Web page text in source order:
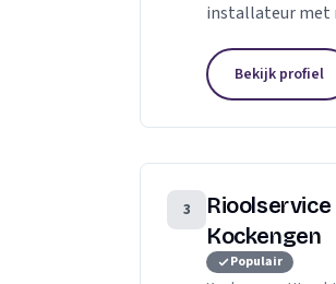
installateur met
Bekijk profiel
3
Kockengen
Populair